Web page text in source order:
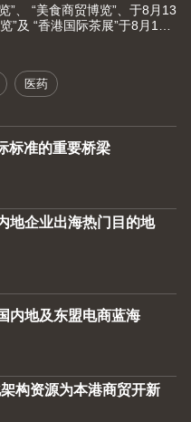
”、 “美食商贸博览”、于8月13
及 “香港国际茶展”于8月13
国际协会联同香港贸发局及
医药及健康产品会议（中医
医药
标准的重要桥梁
地企业出海热门目的地
内地及东盟电商蓝海
构资源为本港商贸开新